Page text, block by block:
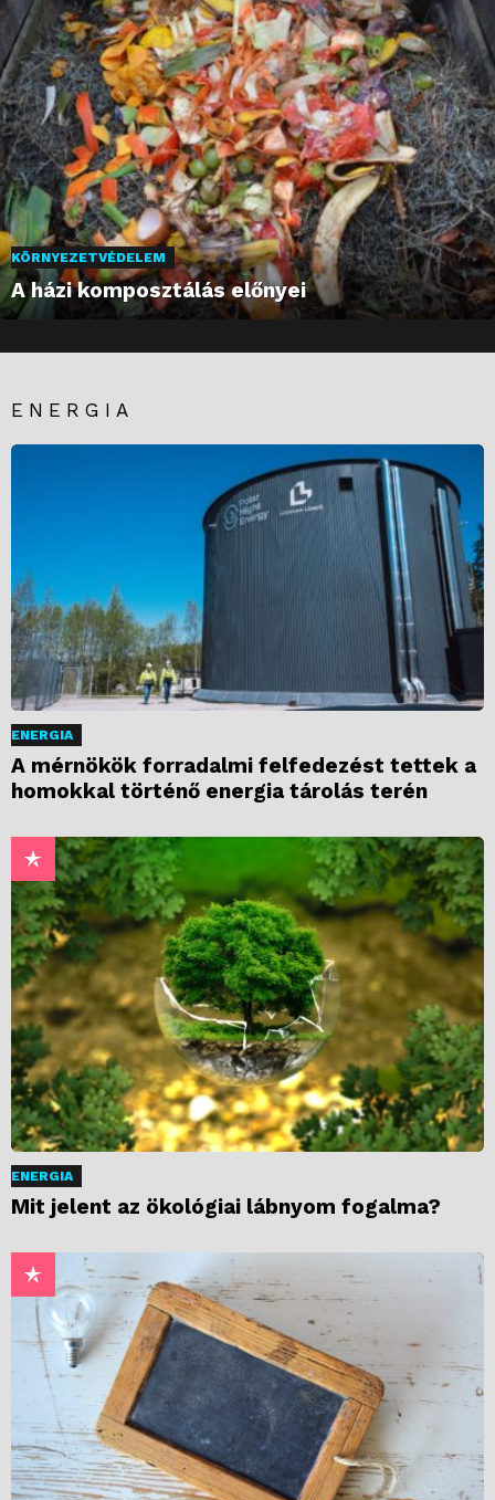
KÖRNYEZETVÉDELEM
A házi komposztálás előnyei
ENERGIA
ENERGIA
A mérnökök forradalmi felfedezést tettek a
homokkal történő energia tárolás terén
ENERGIA
Mit jelent az ökológiai lábnyom fogalma?